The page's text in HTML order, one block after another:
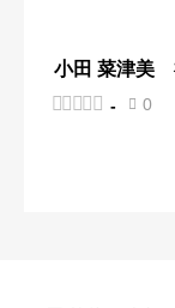
小田 菜津美
Mellow
   -  0